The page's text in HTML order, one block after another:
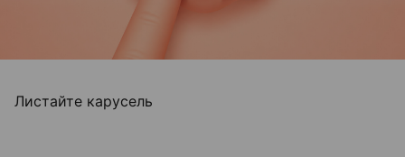
Листайте карусель